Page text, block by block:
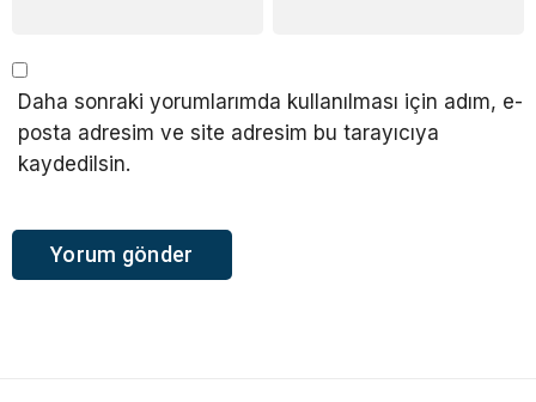
Daha sonraki yorumlarımda kullanılması için adım, e-
posta adresim ve site adresim bu tarayıcıya
kaydedilsin.